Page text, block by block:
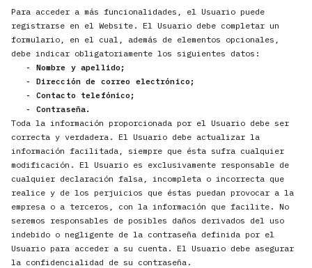
Para acceder a más funcionalidades, el Usuario puede
registrarse en el Website. El Usuario debe completar un
formulario, en el cual, además de elementos opcionales,
debe indicar obligatoriamente los siguientes datos:
- Nombre y apellido;
- Dirección de correo electrónico;
- Contacto telefónico;
- Contraseña.
Toda la información proporcionada por el Usuario debe ser
correcta y verdadera. El Usuario debe actualizar la
información facilitada, siempre que ésta sufra cualquier
modificación. El Usuario es exclusivamente responsable de
cualquier declaración falsa, incompleta o incorrecta que
realice y de los perjuicios que éstas puedan provocar a la
empresa o a terceros, con la información que facilite. No
seremos responsables de posibles daños derivados del uso
indebido o negligente de la contraseña definida por el
Usuario para acceder a su cuenta. El Usuario debe asegurar
la confidencialidad de su contraseña.